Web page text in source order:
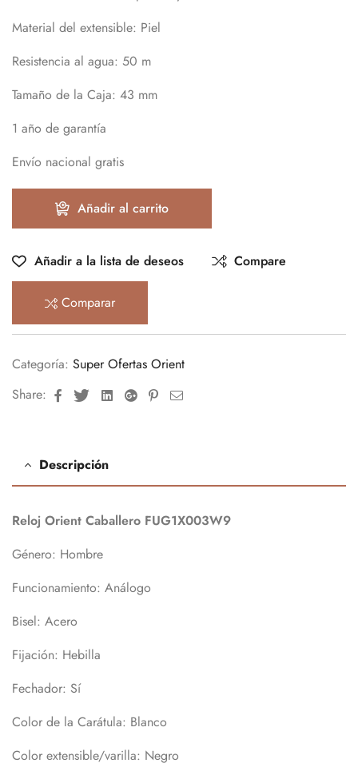
Material del extensible: Piel
Resistencia al agua: 50 m
Tamaño de la Caja: 43 mm
1 año de garantía
Envío nacional gratis
Añadir al carrito
Añadir a la lista de deseos Compare
Comparar
Categoría: Super Ofertas Orient
Share:
FacebookTwitterLinkedinGoogle+Pinterest
Email
Descripción
Reloj Orient Caballero FUG1X003W9
Género: Hombre
Funcionamiento: Análogo
Bisel: Acero
Fijación: Hebilla
Fechador: Sí
Color de la Carátula: Blanco
Color extensible/varilla: Negro